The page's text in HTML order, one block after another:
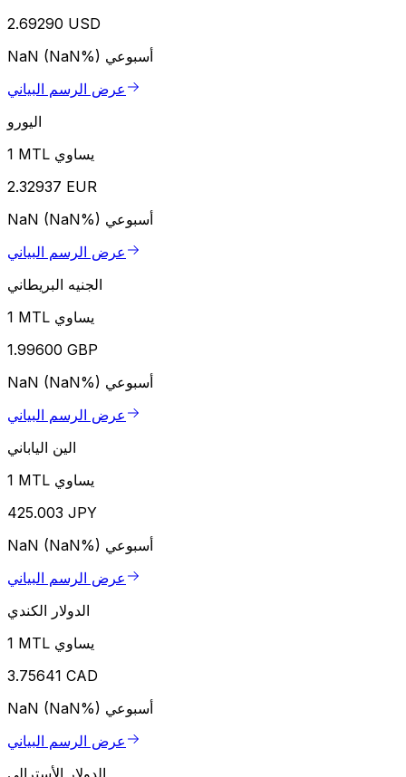
2.69290 USD
NaN (NaN%) أسبوعي
عرض الرسم البياني
اليورو
1 MTL يساوي
2.32937 EUR
NaN (NaN%) أسبوعي
عرض الرسم البياني
الجنيه البريطاني
1 MTL يساوي
1.99600 GBP
NaN (NaN%) أسبوعي
عرض الرسم البياني
الين الياباني
1 MTL يساوي
425.003 JPY
NaN (NaN%) أسبوعي
عرض الرسم البياني
الدولار الكندي
1 MTL يساوي
3.75641 CAD
NaN (NaN%) أسبوعي
عرض الرسم البياني